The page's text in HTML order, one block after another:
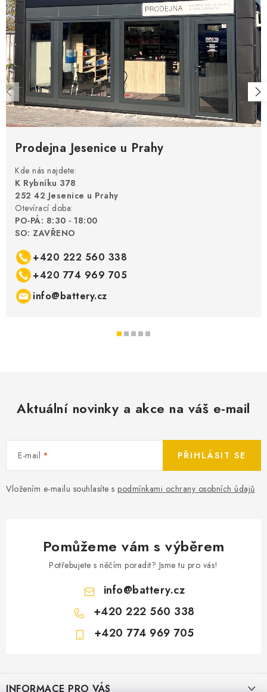
Prodejna Jesenice u Prahy
Kde nás najdete:
K Rybníku 378
252 42 Jesenice u Prahy
Otevírací doba:
PO-PÁ: 8:30 - 18:00
SO: ZAVŘENO
+420 222 560 338
+420 774 969 705
info@battery.cz
Aktuální novinky a akce na váš e-mail
E-mail
Vložením e-mailu souhlasíte s podmínkami ochrany osobních údajů
PŘIHLÁSIT SE
Pomůžeme vám s výběrem
Potřebujete s něčím poradit? Jsme tu pro vás!
info@battery.cz
+420 222 560 338
+420 774 969 705
INFORMACE PRO VÁS